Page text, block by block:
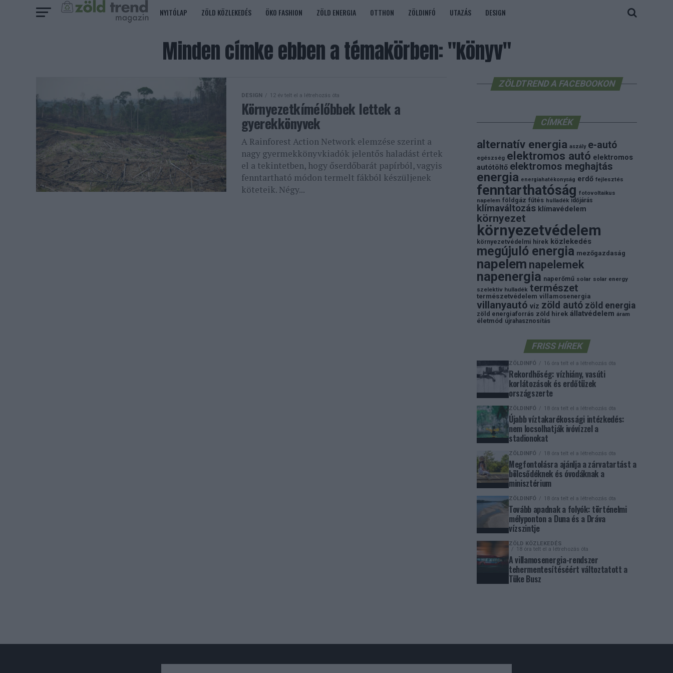
NYITÓLAP ZÖLD KÖZLEKEDÉS ÖKO FASHION ZÖLD ENERGIA OTTHON ZÖLDINFÓ UTAZÁS DESIGN
Minden címke ebben a témakörben: "könyv"
DESIGN 12 év telt el a létrehozás óta
Környezetkímélőbbek lettek a
gyerekkönyvek
A Rainforest Action Network elemzése szerint a
nagy gyermekkönyvkiadók jelentős haladást értek
el a tekintetben, hogy őserdőbarát papírból, vagyis
fenntartható módon termelt fákból készüljenek
köteteik. Négy...
ZÖLDTREND A FACEBOOKON
CÍMKÉK
alternatív energia aszály e-autó
egészség elektromos autó elektromos
autótöltő elektromos meghajtás
energia energiahatékonyság erdő fejlesztés
fenntarthatóság fotovoltaikus
napelem földgáz fűtés hulladék időjárás
klímaváltozás klímavédelem
környezet
környezetvédelem
környezetvédelmi hírek közlekedés
megújuló energia mezőgazdaság
napelem napelemek
napenergia naperőmű solar solar energy
szelektiv hulladék természet
természetvédelem villamosenergia
villanyautó víz zöld autó zöld energia
zöld energiaforrás zöld hirek állatvédelem áram
életmód újrahasznosítás
FRISS HÍREK
ZÖLDINFÓ 16 óra telt el a létrehozás óta
Rekordhőség: vízhiány, vasúti
korlátozások és erdőtüzek
országszerte
ZÖLDINFÓ 18 óra telt el a létrehozás óta
Újabb víztakarékossági intézkedés:
nem locsolhatják ivóvízzel a
stadionokat
ZÖLDINFÓ 18 óra telt el a létrehozás óta
Megfontolásra ajánlja a zárvatartást a
bölcsődéknek és óvodáknak a
minisztérium
ZÖLDINFÓ 18 óra telt el a létrehozás óta
Tovább apadnak a folyók: történelmi
mélyponton a Duna és a Dráva
vízszintje
ZÖLD KÖZLEKEDÉS
18 óra telt el a létrehozás óta
A villamosenergia-rendszer
tehermentesítéséért változtatott a
Tüke Busz